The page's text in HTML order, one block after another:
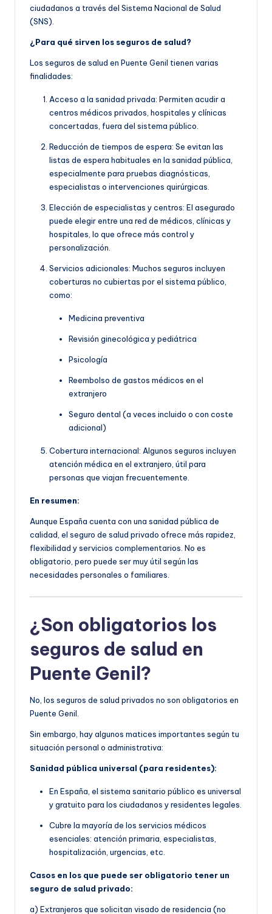
ciudadanos a través del Sistema Nacional de Salud
(SNS).
¿Para qué sirven los seguros de salud?
Los seguros de salud en Puente Genil tienen varias
finalidades:
Acceso a la sanidad privada: Permiten acudir a
centros médicos privados, hospitales y clínicas
concertadas, fuera del sistema público.
Reducción de tiempos de espera: Se evitan las
listas de espera habituales en la sanidad pública,
especialmente para pruebas diagnósticas,
especialistas o intervenciones quirúrgicas.
Elección de especialistas y centros: El asegurado
puede elegir entre una red de médicos, clínicas y
hospitales, lo que ofrece más control y
personalización.
Servicios adicionales: Muchos seguros incluyen
coberturas no cubiertas por el sistema público,
como:
Medicina preventiva
Revisión ginecológica y pediátrica
Psicología
Reembolso de gastos médicos en el
extranjero
Seguro dental (a veces incluido o con coste
adicional)
Cobertura internacional: Algunos seguros incluyen
atención médica en el extranjero, útil para
personas que viajan frecuentemente.
En resumen:
Aunque España cuenta con una sanidad pública de
calidad, el seguro de salud privado ofrece más rapidez,
flexibilidad y servicios complementarios. No es
obligatorio, pero puede ser muy útil según las
necesidades personales o familiares.
¿Son obligatorios los
seguros de salud en
Puente Genil?
No, los seguros de salud privados no son obligatorios en
Puente Genil.
Sin embargo, hay algunos matices importantes según tu
situación personal o administrativa:
Sanidad pública universal (para residentes):
En España, el sistema sanitario público es universal
y gratuito para los ciudadanos y residentes legales.
Cubre la mayoría de los servicios médicos
esenciales: atención primaria, especialistas,
hospitalización, urgencias, etc.
Casos en los que puede ser obligatorio tener un
seguro de salud privado:
a) Extranjeros que solicitan visado de residencia (no